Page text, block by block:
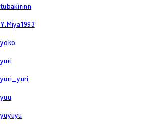
tubakirinn
Y.Miya1993
yoko
yuri
yuri_yuri
yuu
yuyuyu